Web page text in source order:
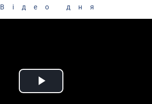
Відео дня
Play Video